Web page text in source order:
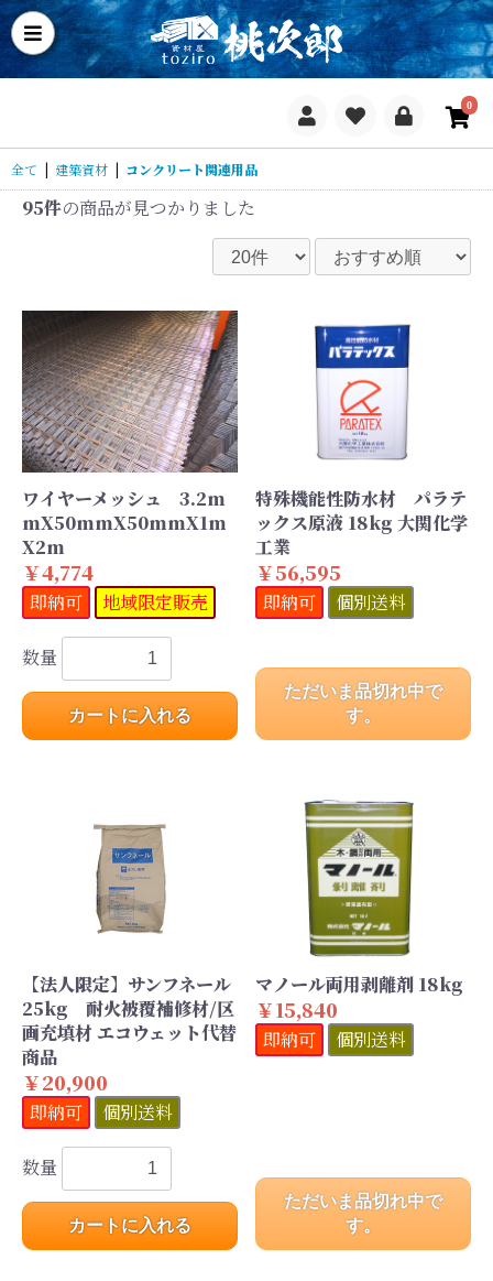
0
全て | 建築資材 | コンクリート関連用品
95件の商品が見つかりました
ワイヤーメッシュ 3.2m
mX50mmX50mmX1m
X2m
￥4,774
即納可 地域限定販売
数量
カートに入れる
特殊機能性防水材 パラテ
ックス原液 18kg 大関化学
工業
￥56,595
即納可 個別送料
ただいま品切れ中で
す。
【法人限定】サンフネール
25kg 耐火被覆補修材/区
画充填材 エコウェット代替
商品
￥20,900
即納可 個別送料
数量
カートに入れる
マノール両用剥離剤 18kg
￥15,840
即納可 個別送料
ただいま品切れ中で
す。